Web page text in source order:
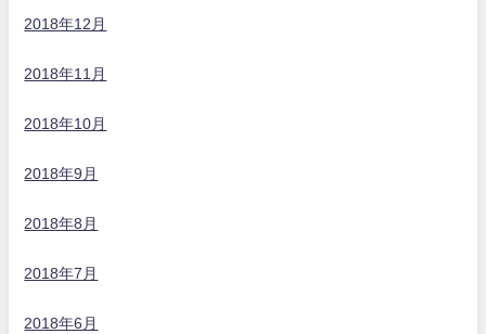
2018年12月
2018年11月
2018年10月
2018年9月
2018年8月
2018年7月
2018年6月